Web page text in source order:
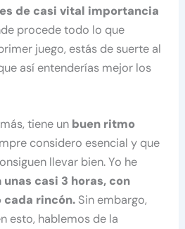
de casi vital importancia
procede todo lo que
juego, estás de suerte al
así entenderías mejor los
tiene un buen ritmo
considero esencial y que
llevar bien. Yo he
unas casi 3 horas, con
cada rincón. Sin embargo,
esto, hablemos de la